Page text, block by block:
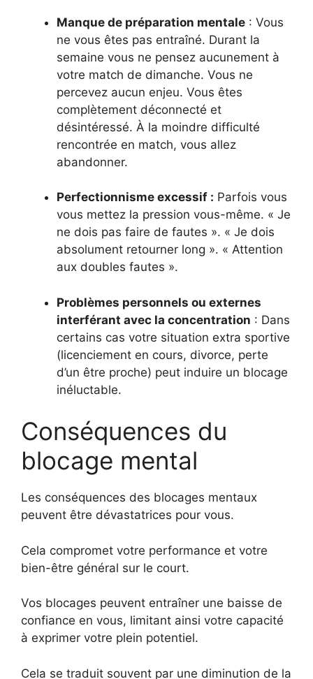
Manque de préparation mentale : Vous
ne vous êtes pas entraîné. Durant la
semaine vous ne pensez aucunement à
votre match de dimanche. Vous ne
percevez aucun enjeu. Vous êtes
complètement déconnecté et
désintéressé. À la moindre difficulté
rencontrée en match, vous allez
abandonner.
Perfectionnisme excessif : Parfois vous
vous mettez la pression vous-même. « Je
ne dois pas faire de fautes ». « Je dois
absolument retourner long ». « Attention
aux doubles fautes ».
Problèmes personnels ou externes
interférant avec la concentration : Dans
certains cas votre situation extra sportive
(licenciement en cours, divorce, perte
d’un être proche) peut induire un blocage
inéluctable.
Conséquences du
blocage mental
Les conséquences des blocages mentaux
peuvent être dévastatrices pour vous.
Cela compromet votre performance et votre
bien-être général sur le court.
Vos blocages peuvent entraîner une baisse de
confiance en vous, limitant ainsi votre capacité
à exprimer votre plein potentiel.
Cela se traduit souvent par une diminution de la